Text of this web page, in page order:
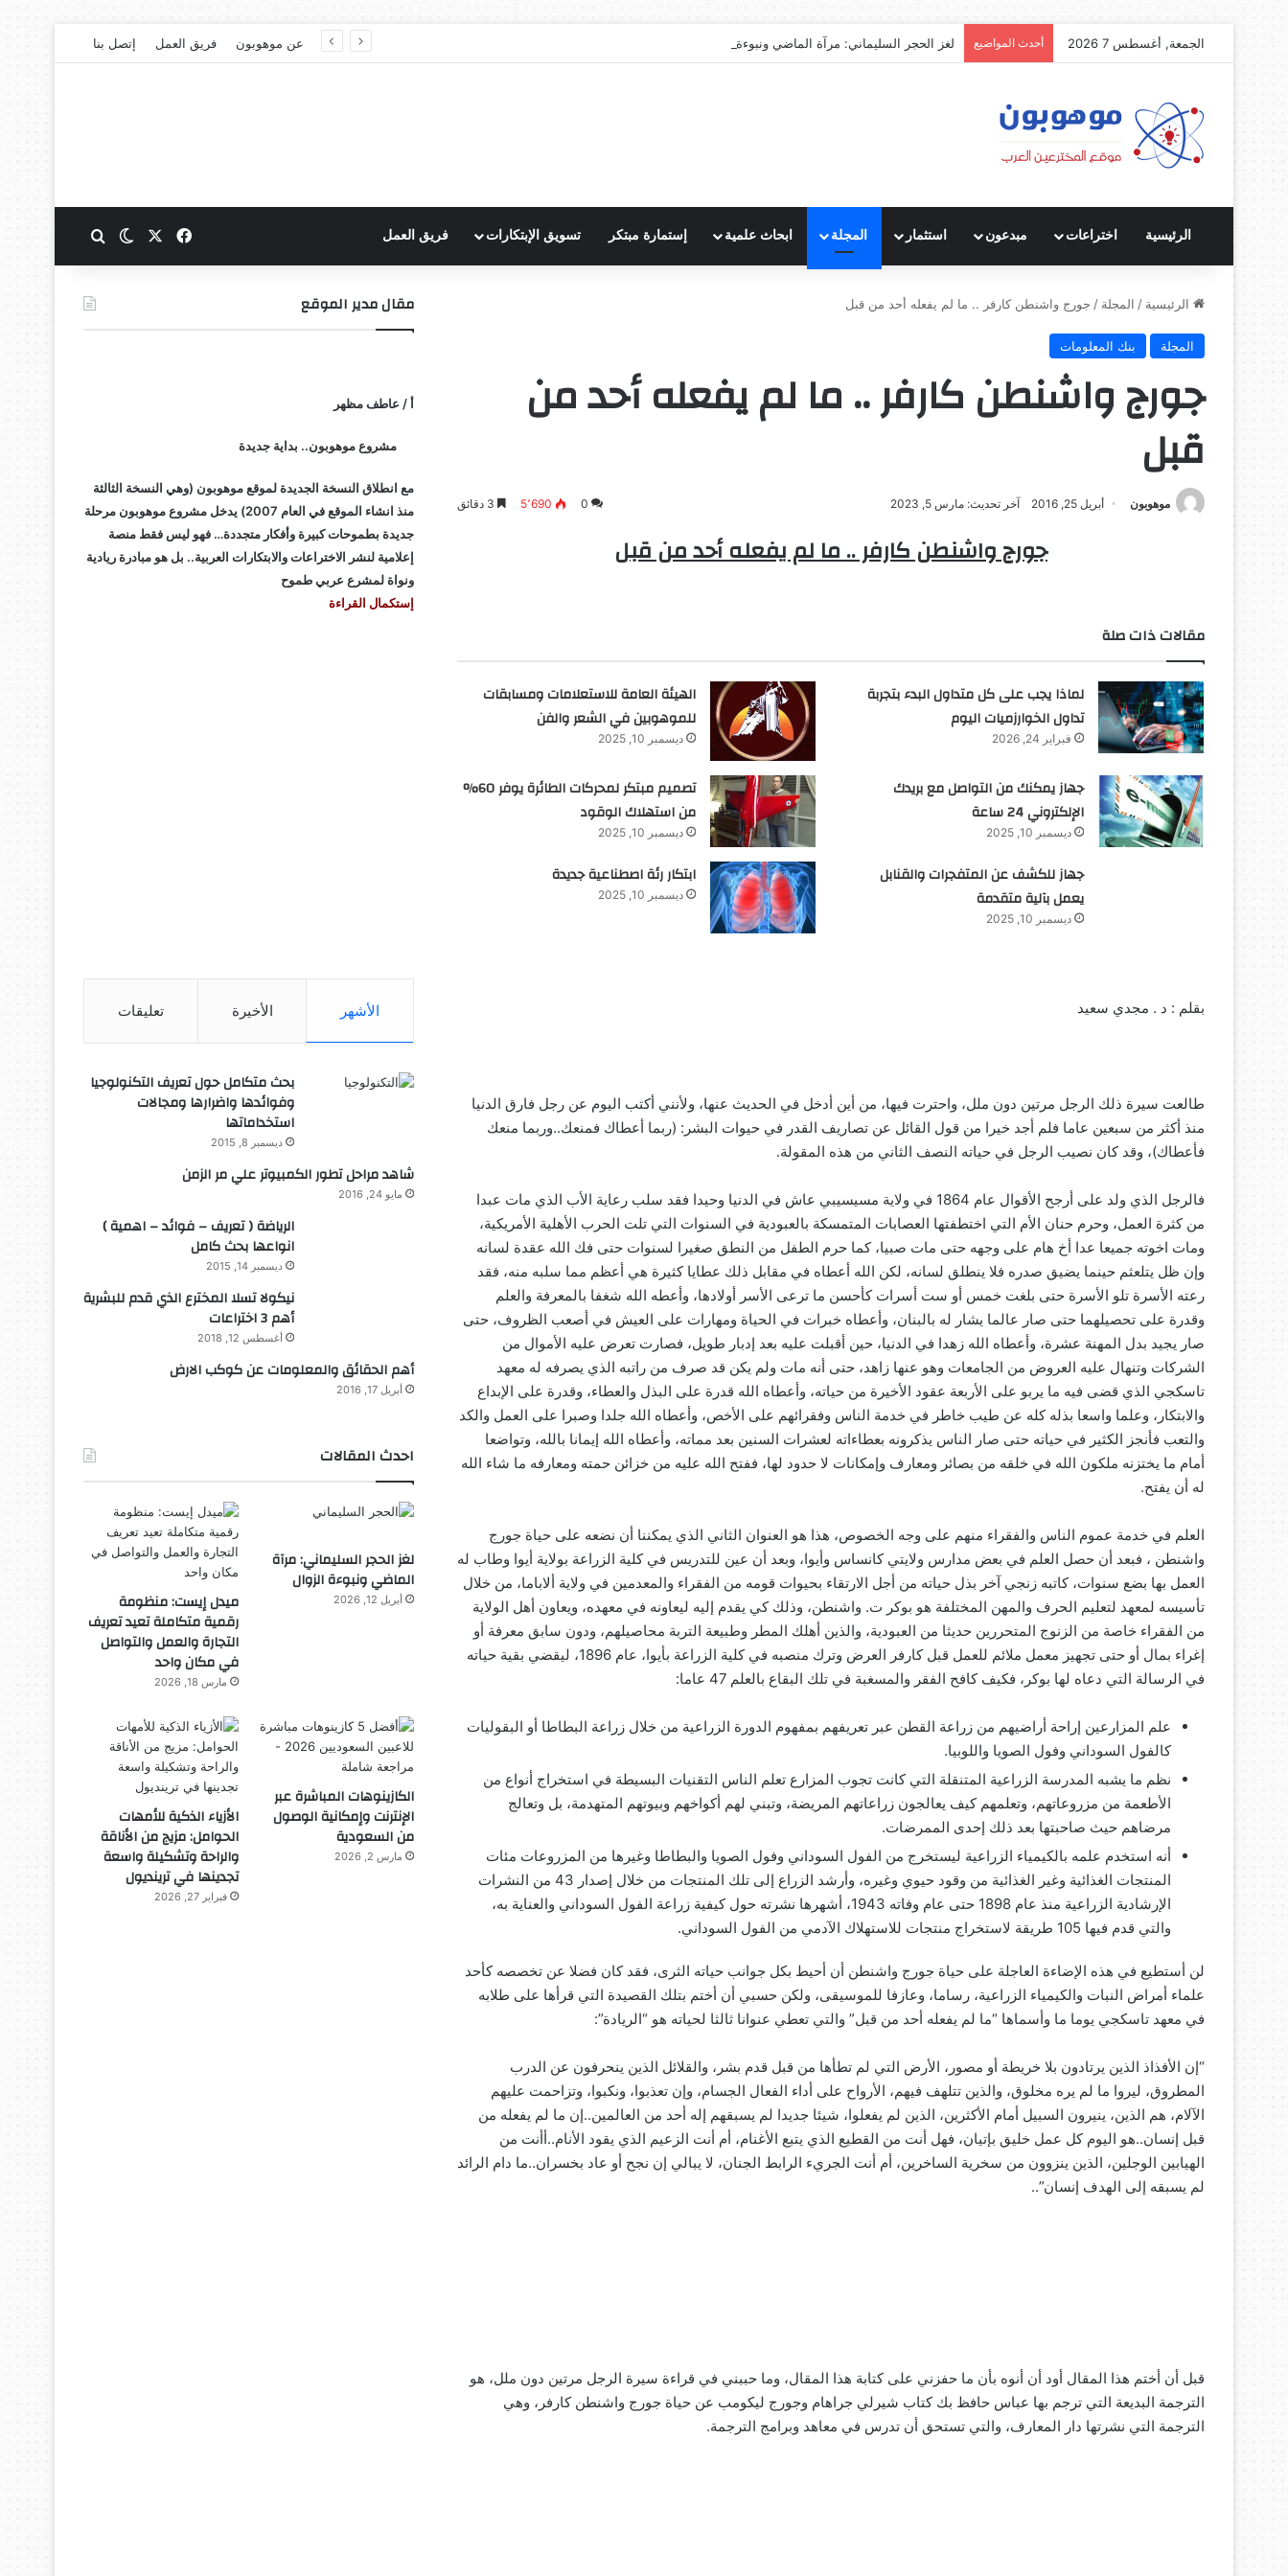
الجمعة, أغسطس 7 2026 أحدث المواضيع لغز الحجر السليماني: مرآة الماضي ونبوءة الزوال عن موهوبون فريق العمل إتصل بنا
الرئيسية اختراعات مبدعون استثمار المجلة ابحاث علمية إستمارة مبتكر تسويق الإبتكارات فريق العمل فيسبوك الوضع المظلم
الرئيسية / المجلة / جورج واشنطن كارفر .. ما لم يفعله أحد من قبل
المجلة بنك المعلومات
جورج واشنطن كارفر .. ما لم يفعله أحد من
قبل
موهوبون أبريل 25, 2016 آخر تحديث: مارس 5, 2023 0 5٬690
جورج واشنطن كارفر .. ما لم يفعله أحد من قبل
مقالات ذات صلة
لماذا يجب على كل متداول البدء بتجربة
تداول الخوارزميات اليوم
فبراير 24, 2026
الهيئة العامة للاستعلامات ومسابقات
للموهوبين في الشعر والفن
ديسمبر 10, 2025
جهاز يمكنك من التواصل مع بريدك
الإلكتروني 24 ساعة
ديسمبر 10, 2025
تصميم مبتكر لمحركات الطائرة يوفر 60%
من استهلاك الوقود
ديسمبر 10, 2025
جهاز للكشف عن المتفجرات والقنابل
يعمل بآلية متقدمة
ديسمبر 10, 2025
ابتكار رئة اصطناعية جديدة
ديسمبر 10, 2025
بقلم : د . مجدي سعيد
طالعت سيرة ذلك الرجل مرتين دون ملل، واحترت فيها، من أين أدخل في الحديث عنها، ولأنني أكتب اليوم عن رجل فارق الدنيا
منذ أكثر من سبعين عاما فلم أجد خيرا من قول القائل عن تصاريف القدر في حيوات البشر: (ربما أعطاك فمنعك..وربما منعك
فأعطاك)، وقد كان نصيب الرجل في حياته النصف الثاني من هذه المقولة.
فالرجل الذي ولد على أرجح الأقوال عام 1864 في ولاية مسيسيبي عاش في الدنيا وحيدا فقد سلب رعاية الأب الذي مات عبدا
من كثرة العمل، وحرم حنان الأم التي اختطفتها العصابات المتمسكة بالعبودية في السنوات التي تلت الحرب الأهلية الأمريكية،
ومات اخوته جميعا عدا أخ هام على وجهه حتى مات صبيا، كما حرم الطفل من النطق صغيرا لسنوات حتى فك الله عقدة لسانه
وإن ظل يتلعثم حينما يضيق صدره فلا ينطلق لسانه، لكن الله أعطاه في مقابل ذلك عطايا كثيرة هي أعظم مما سلبه منه، فقد
رعته الأسرة تلو الأسرة حتى بلغت خمس أو ست أسرات كأحسن ما ترعى الأسر أولادها، وأعطه الله شغفا بالمعرفة والعلم
وقدرة على تحصيلهما حتى صار عالما يشار له بالبنان، وأعطاه خبرات في الحياة ومهارات على العيش في أصعب الظروف، حتى
صار يجيد بدل المهنة عشرة، وأعطاه الله زهدا في الدنيا، حين أقبلت عليه بعد إدبار طويل، فصارت تعرض عليه الأموال من
الشركات وتنهال عليه العروض من الجامعات وهو عنها زاهد، حتى أنه مات ولم يكن قد صرف من راتبه الذي يصرفه له معهد
تاسكجي الذي قضى فيه ما يربو على الأربعة عقود الأخيرة من حياته، وأعطاه الله قدرة على البذل والعطاء، وقدرة على الإبداع
والابتكار، وعلما واسعا بذله كله عن طيب خاطر في خدمة الناس وفقرائهم على الأخص، وأعطاه الله جلدا وصبرا على العمل والكد
والتعب فأنجز الكثير في حياته حتى صار الناس يذكرونه بعطاءاته لعشرات السنين بعد مماته، وأعطاه الله إيمانا بالله، وتواضعا
أمام ما يختزنه ملكون الله في خلقه من بصائر ومعارف وإمكانات لا حدود لها، ففتح الله عليه من خزائن حمته ومعارفه ما شاء الله
له أن يفتح.
العلم في خدمة عموم الناس والفقراء منهم على وجه الخصوص، هذا هو العنوان الثاني الذي يمكننا أن نضعه على حياة جورج
واشنطن ، فبعد أن حصل العلم في بعض مدارس ولايتي كانساس وأيوا، وبعد أن عين للتدريس في كلية الزراعة بولاية أيوا وطاب له
العمل بها بضع سنوات، كاتبه زنجي آخر بذل حياته من أجل الارتقاء بحيوات قومه من الفقراء والمعدمين في ولاية ألاباما، من خلال
تأسيسه لمعهد لتعليم الحرف والمهن المختلفة هو بوكر ت. واشنطن، وذلك كي يقدم إليه ليعاونه في معهده، ويعاون أهل الولاية
من الفقراء خاصة من الزنوج المتحررين حديثا من العبودية، والذين أهلك المطر وطبيعة التربة محاصيلهم، ودون سابق معرفة أو
إغراء بمال أو حتى تجهيز معمل ملائم للعمل قبل كارفر العرض وترك منصبه في كلية الزراعة بأيوا، عام 1896، ليقضي بقية حياته
في الرسالة التي دعاه لها بوكر، فكيف كافح الفقر والمسغبة في تلك البقاع بالعلم 47 عاما:
علم المزارعين إراحة أراضيهم من زراعة القطن عبر تعريفهم بمفهوم الدورة الزراعية من خلال زراعة البطاطا أو البقوليات
كالفول السوداني وفول الصويا واللوبيا.
نظم ما يشبه المدرسة الزراعية المتنقلة التي كانت تجوب المزارع تعلم الناس التقنيات البسيطة في استخراج أنواع من
الأطعمة من مزروعاتهم، وتعلمهم كيف يعالجون زراعاتهم المريضة، وتبني لهم أكواخهم وبيوتهم المتهدمة، بل وتعالج
مرضاهم حيث صاحبتها بعد ذلك إحدى الممرضات.
أنه استخدم علمه بالكيمياء الزراعية ليستخرج من الفول السوداني وفول الصويا والبطاطا وغيرها من المزروعات مئات
المنتجات الغذائية وغير الغذائية من وقود حيوي وغيره، وأرشد الزراع إلى تلك المنتجات من خلال إصدار 43 من النشرات
الإرشادية الزراعية منذ عام 1898 حتى عام وفاته 1943، أشهرها نشرته حول كيفية زراعة الفول السوداني والعناية به،
والتي قدم فيها 105 طريقة لاستخراج منتجات للاستهلاك الآدمي من الفول السوداني.
لن أستطيع في هذه الإضاءة العاجلة على حياة جورج واشنطن أن أحيط بكل جوانب حياته الثرى، فقد كان فضلا عن تخصصه كأحد
علماء أمراض النبات والكيمياء الزراعية، رساما، وعازفا للموسيقى، ولكن حسبي أن أختم بتلك القصيدة التي قرأها على طلابه
في معهد تاسكجي يوما ما وأسماها “ما لم يفعله أحد من قبل” والتي تعطي عنوانا ثالثا لحياته هو “الريادة”:
“إن الأفذاذ الذين يرتادون بلا خريطة أو مصور، الأرض التي لم تطأها من قبل قدم بشر، والقلائل الذين ينحرفون عن الدرب
المطروق، ليروا ما لم يره مخلوق، والذين تتلهف فيهم، الأرواح على أداء الفعال الجسام، وإن تعذبوا، ونكبوا، وتزاحمت عليهم
الآلام، هم الذين، ينيرون السبيل أمام الأكثرين، الذين لم يفعلوا، شيئا جديدا لم يسبقهم إله أحد من العالمين..إن ما لم يفعله من
قبل إنسان..هو اليوم كل عمل خليق بإتيان، فهل أنت من القطيع الذي يتبع الأغنام، أم أنت الزعيم الذي يقود الأنام..أأنت من
الهيابين الوجلين، الذين ينزوون من سخرية الساخرين، أم أنت الجريء الرابط الجنان، لا يبالي إن نجح أو عاد بخسران..ما دام الرائد
لم يسبقه إلى الهدف إنسان”..
قبل أن أختم هذا المقال أود أن أنوه بأن ما حفزني على كتابة هذا المقال، وما حببني في قراءة سيرة الرجل مرتين دون ملل، هو
الترجمة البديعة التي ترجم بها عباس حافظ بك كتاب شيرلي جراهام وجورج ليكومب عن حياة جورج واشنطن كارفر، وهي
الترجمة التي نشرتها دار المعارف، والتي تستحق أن تدرس في معاهد وبرامج الترجمة.
مقال مدير الموقع
أ / عاطف مظهر
مشروع موهوبون.. بداية جديدة
مع انطلاق النسخة الجديدة لموقع موهوبون (وهي النسخة الثالثة
منذ انشاء الموقع في العام 2007) يدخل مشروع موهوبون مرحلة
جديدة بطموحات كبيرة وأفكار متجددة… فهو ليس فقط منصة
إعلامية لنشر الاختراعات والابتكارات العربية.. بل هو مبادرة ريادية
ونواة لمشرع عربي طموح
إستكمال القراءة
الأشهر الأخيرة تعليقات
بحث متكامل حول تعريف التكنولوجيا
وفوائدها واضرارها ومجالات
استخداماتها
ديسمبر 8, 2015
شاهد مراحل تطور الكمبيوتر علي مر الزمن
مايو 24, 2016
الرياضة ( تعريف – فوائد – اهمية )
انواعها بحث كامل
ديسمبر 14, 2015
نيكولا تسلا المخترع الذي قدم للبشرية
أهم 3 اختراعات
أغسطس 12, 2018
أهم الحقائق والمعلومات عن كوكب الارض
أبريل 17, 2016
احدث المقالات
لغز الحجر السليماني: مرآة
الماضي ونبوءة الزوال
أبريل 12, 2026
ميدل إيست: منظومة
رقمية متكاملة تعيد تعريف
التجارة والعمل والتواصل
في مكان واحد
مارس 18, 2026
الكازينوهات المباشرة عبر
الإنترنت وإمكانية الوصول
من السعودية
مارس 2, 2026
الأزياء الذكية للأمهات
الحوامل: مزيج من الأناقة
والراحة وتشكيلة واسعة
تجدينها في ترينديول
فبراير 27, 2026